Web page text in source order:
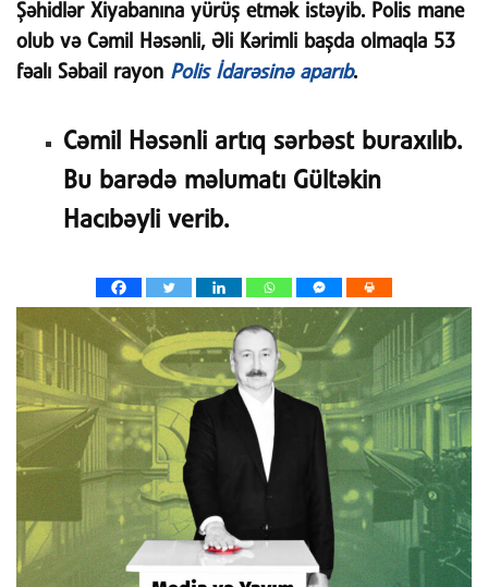
Şəhidlər Xiyabanına yürüş etmək istəyib. Polis mane
olub və Cəmil Həsənli, Əli Kərimli başda olmaqla 53
fəalı Səbail rayon Polis İdarəsinə aparıb.
Cəmil Həsənli artıq sərbəst buraxılıb.
Bu barədə məlumatı Gültəkin
Hacıbəyli verib.